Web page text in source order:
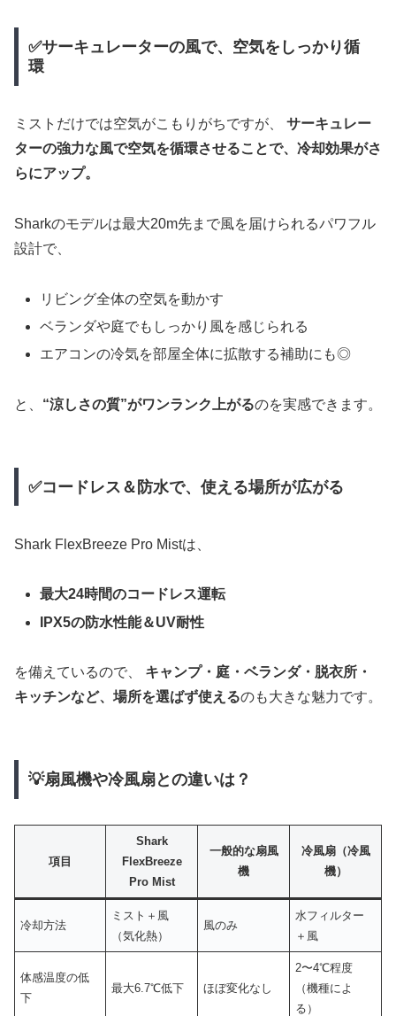
✅サーキュレーターの風で、空気をしっかり循
環
ミストだけでは空気がこもりがちですが、 サーキュレー
ターの強力な風で空気を循環させることで、冷却効果がさ
らにアップ。
Sharkのモデルは最大20m先まで風を届けられるパワフル
設計で、
リビング全体の空気を動かす
ベランダや庭でもしっかり風を感じられる
エアコンの冷気を部屋全体に拡散する補助にも◎
と、 “涼しさの質”がワンランク上がるのを実感できます。
✅コードレス＆防水で、使える場所が広がる
Shark FlexBreeze Pro Mistは、
最大24時間のコードレス運転
IPX5の防水性能＆UV耐性
を備えているので、 キャンプ・庭・ベランダ・脱衣所・
キッチンなど、場所を選ばず使えるのも大きな魅力です。
💡扇風機や冷風扇との違いは？
項目
Shark
FlexBreeze
Pro Mist
一般的な扇風
機
冷風扇（冷風
機）
冷却方法
ミスト＋風
（気化熱）
風のみ
水フィルター
＋風
体感温度の低
下
最大6.7℃低下 ほぼ変化なし
2〜4℃程度
（機種によ
る）